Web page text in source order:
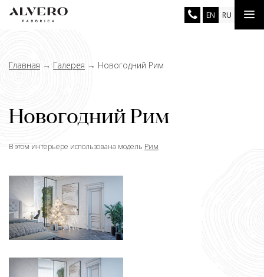
Перейти
EN RU
Главная → Галерея → Новогодний Рим
Новогодний Рим
В этом интерьере использована модель Рим